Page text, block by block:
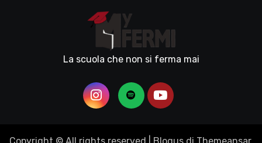
La scuola che non si ferma mai